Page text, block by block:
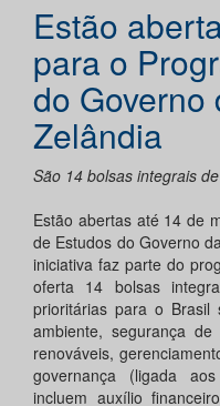
Estão
para o
do Governo
Zelândia
São 14 bolsas integrais
Estão abertas até 14 de
de Estudos do Governo
iniciativa faz parte do
oferta 14 bolsas
prioritárias para o Brasil
ambiente, segurança
renováveis,
governança (ligada
incluem auxílio